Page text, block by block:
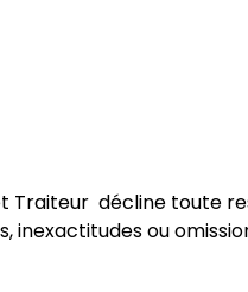
Traiteur décline toute
inexactitudes ou